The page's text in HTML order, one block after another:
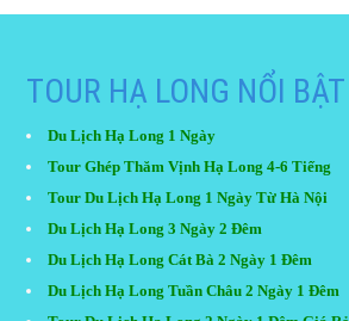
TOUR HẠ LONG NỔI BẬT
Du Lịch Hạ Long 1 Ngày
Tour Ghép Thăm Vịnh Hạ Long 4-6 Tiếng
Tour Du Lịch Hạ Long 1 Ngày Từ Hà Nội
Du Lịch Hạ Long 3 Ngày 2 Đêm
Du Lịch Hạ Long Cát Bà 2 Ngày 1 Đêm
Du Lịch Hạ Long Tuần Châu 2 Ngày 1 Đêm